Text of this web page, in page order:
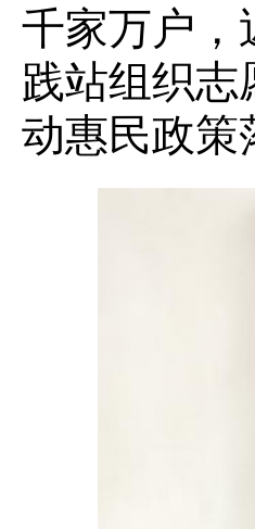
千家万户，
践站组织
动惠民政策